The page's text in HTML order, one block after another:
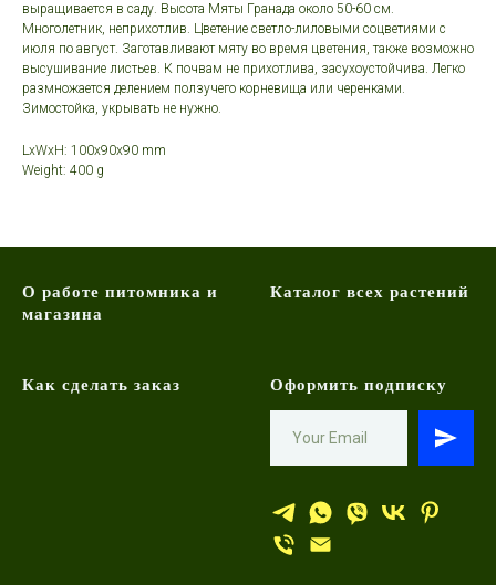
выращивается в саду. Высота Мяты Гранада около 50-60 см.
Многолетник, неприхотлив. Цветение светло-лиловыми соцветиями с
июля по август. Заготавливают мяту во время цветения, также возможно
высушивание листьев. К почвам не прихотлива, засухоустойчива. Легко
размножается делением ползучего корневища или черенками.
Зимостойка, укрывать не нужно.
LxWxH: 100x90x90 mm
Weight: 400 g
О работе питомника и
магазина
Каталог всех растений
Как сделать заказ Оформить подписку